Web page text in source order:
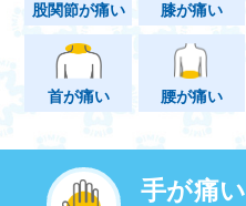
股関節が痛い 膝が痛い
首が痛い 腰が痛い
手が痛い